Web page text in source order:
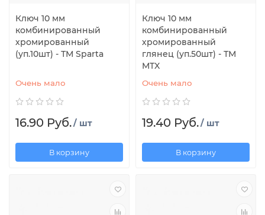
Ключ 10 мм
комбинированный
хромированный
(уп.10шт) - ТМ Sparta
Очень мало
16.90 Руб./ шт
В корзину
Ключ 10 мм
комбинированный
хромированный
глянец (уп.50шт) - ТМ
MTX
Очень мало
19.40 Руб./ шт
В корзину